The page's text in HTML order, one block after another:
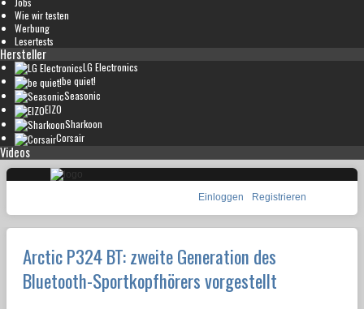
Wie wir testen
Werbung
Lesertests
Hersteller
LG Electronics
be quiet!
Seasonic
EIZO
Sharkoon
Corsair
Videos
Einloggen Registrieren
Arctic P324 BT: zweite Generation des
Bluetooth-Sportkopfhörers vorgestellt